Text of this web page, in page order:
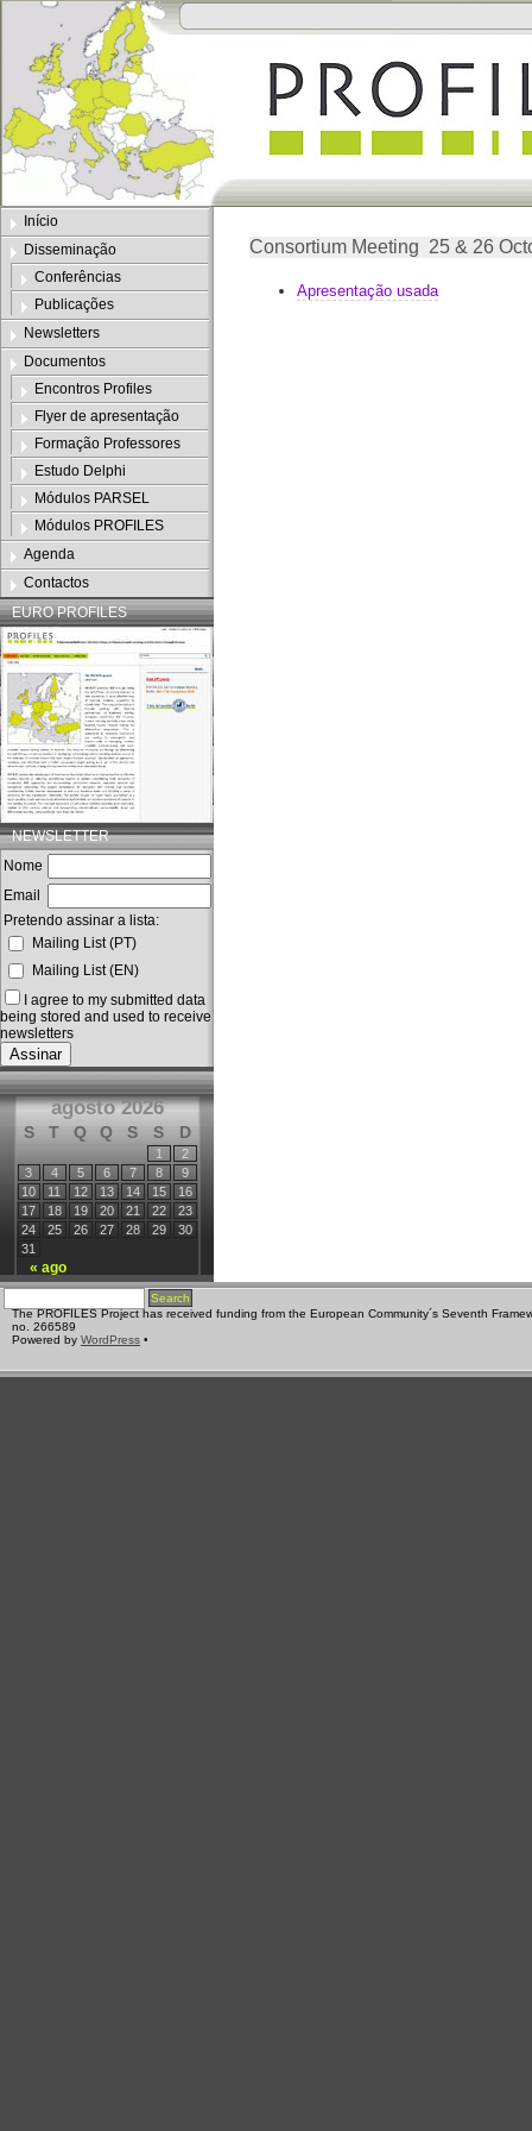
Consortium Meeting 25 & 26
Apresentação usada
Início
Disseminação
Conferências
Publicações
Newsletters
Documentos
Encontros Profiles
Flyer de apresentação
Formação Professores
Estudo Delphi
Módulos PARSEL
Módulos PROFILES
Agenda
Contactos
EURO PROFILES
NEWSLETTER
Nome
Email
Pretendo assinar a lista:
Mailing List (PT)
Mailing List (EN)
I agree to my submitted data
being stored and used to receive
newsletters
agosto 2026
S T Q Q S S D
« ago
1
2
3
4 5 6 7 8
9
10
11 12 13 14 15
16
17
18 19 20 21 22
23
24
25 26 27 28 29
30
31
The PROFILES Project has received funding from the European Community´s Seventh
no. 266589
Powered by WordPress •